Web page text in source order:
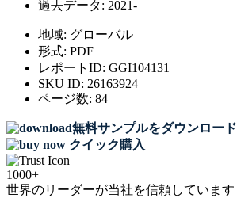
過去データ: 2021-
地域: グローバル
形式: PDF
レポートID: GGI104131
SKU ID: 26163924
ページ数: 84
無料サンプルをダウンロード
クイック購入
1000+
世界のリーダーが当社を信頼しています